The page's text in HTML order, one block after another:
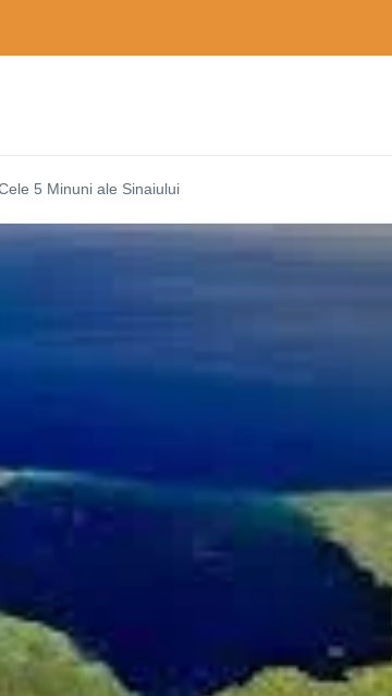
5 Minuni ale Sinaiului